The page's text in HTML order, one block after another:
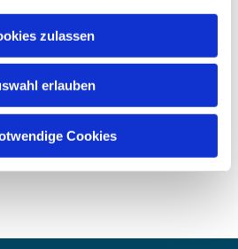
zulassen
erlauben
Cookies